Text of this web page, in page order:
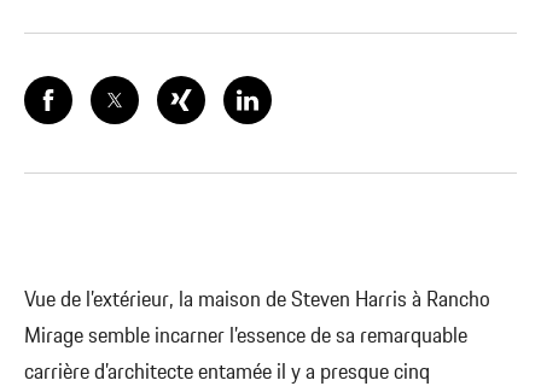
Vue de l’extérieur, la maison de Steven Harris à Rancho
Mirage semble incarner l’essence de sa remarquable
carrière d’architecte entamée il y a presque cinq